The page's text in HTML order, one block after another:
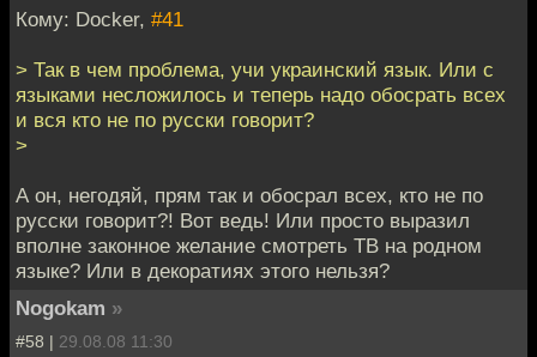
Кому: Docker, #41
> Так в чем проблема, учи украинский язык. Или с
языками несложилось и теперь надо обосрать всех
и вся кто не по русски говорит?
>
А он, негодяй, прям так и обосрал всех, кто не по
русски говорит?! Вот ведь! Или просто выразил
вполне законное желание смотреть ТВ на родном
языке? Или в декоратиях этого нельзя?
Nogokam »
#58 | 29.08.08 11:30